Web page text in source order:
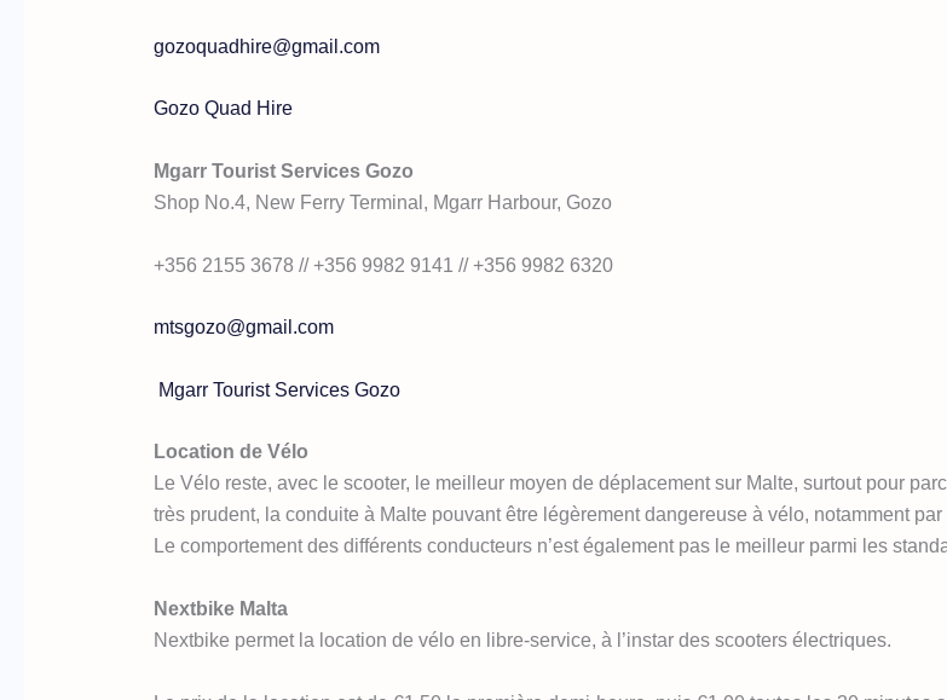
gozoquadhire@gmail.com
Gozo Quad Hire
Mgarr Tourist Services Gozo
Shop No.4, New Ferry Terminal, Mgarr Harbour, Gozo
+356 2155 3678 // +356 9982 9141 // +356 9982 6320
mtsgozo@gmail.com
Mgarr Tourist Services Gozo
Location de Vélo
Le Vélo reste, avec le scooter, le meilleur moyen de déplacement sur Malte, surtout pour
très prudent, la conduite à Malte pouvant être légèrement dangereuse à vélo, notamment
Le comportement des différents conducteurs n’est également pas le meilleur parmi les
Nextbike Malta
Nextbike permet la location de vélo en libre-service, à l’instar des scooters électriques.